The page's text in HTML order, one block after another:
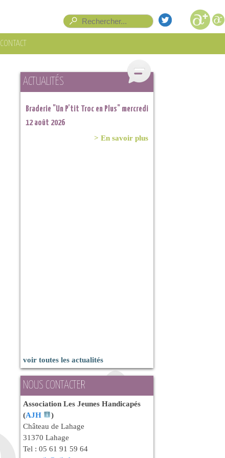
Formulaire de recherche Rechercher
CONTACT
ACTUALITÉS
Braderie "Un P'tit Troc en Plus" mercredi
12 août 2026
> En savoir plus
voir toutes les actualités
NOUS CONTACTER
Association Les Jeunes Handicapés
(AJH
)
Château de Lahage
31370 Lahage
Tel : 05 61 91 59 64